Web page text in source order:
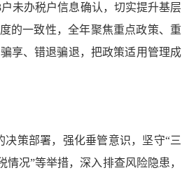
未办税户信息确认，切实提升基层
的一致性，全年聚焦重点政策、重
享、错退骗退，把政策适用管理成
策部署，强化垂管意识，坚守“三
况”等举措，深入排查风险隐患，